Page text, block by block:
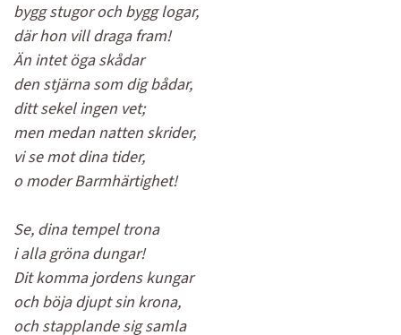
bygg stugor och bygg logar,
där hon vill draga fram!
Än intet öga skådar
den stjärna som dig bådar,
ditt sekel ingen vet;
men medan natten skrider,
vi se mot dina tider,
o moder Barmhärtighet!
Se, dina tempel trona
i alla gröna dungar!
Dit komma jordens kungar
och böja djupt sin krona,
och stapplande sig samla